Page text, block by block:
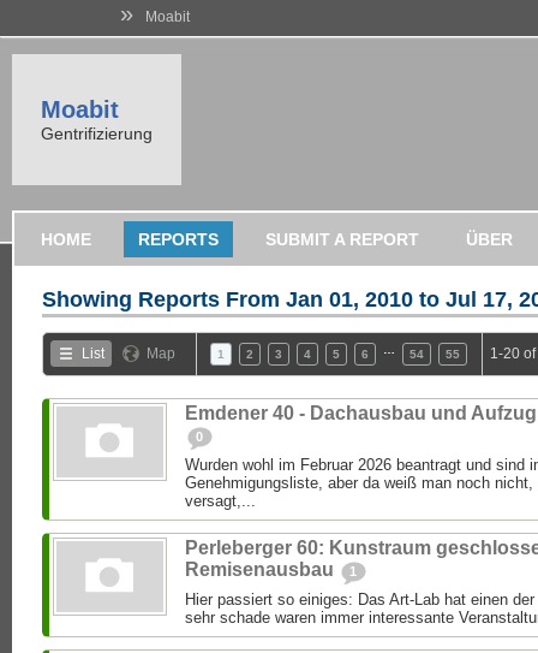
» Moabit
Moabit
Gentrifizierung
HOME REPORTS SUBMIT A REPORT ÜBER
Showing Reports From Jan 01, 2010 to Jul 17,
List Map 1 2 3 4 5 6 54 55 1-20
Emdener 40 - Dachausbau und Aufzug
0
Wurden wohl im Februar 2026 beantragt und sind
Genehmigungsliste, aber da weiß man noch nicht,
versagt,...
Perleberger 60: Kunstraum
Remisenausbau
1
Hier passiert so einiges: Das Art-Lab hat einen
sehr schade waren immer interessante